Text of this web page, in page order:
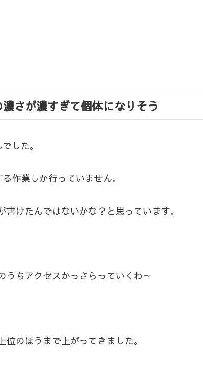
さが濃すぎて個体になりそう
した。
作業しか行っていません。
けたんではないかな？と思っています。
うちアクセスかっさらっていくわ～
のほうまで上がってきました。